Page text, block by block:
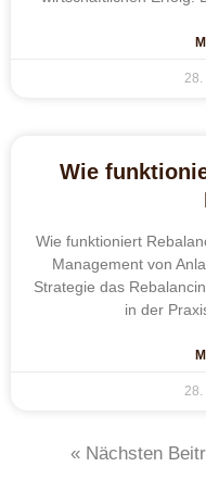
28.
Wie
Wie funktioniert
Management von
Strategie das
in der
28.
« Nächsten